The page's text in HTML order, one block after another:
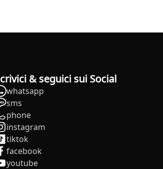
Scrivici & seguici sui Social
whatsapp
sms
phone
instagram
tiktok
facebook
youtube